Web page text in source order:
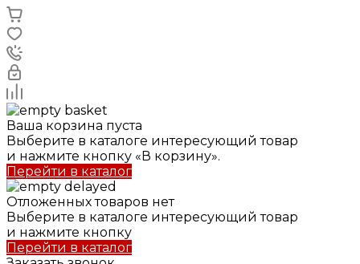
Ваша корзина пуста
Выберите в каталоге интересующий товар
и нажмите кнопку «В корзину».
Перейти в каталог
Отложенных товаров нет
Выберите в каталоге интересующий товар
и нажмите кнопку
Перейти в каталог